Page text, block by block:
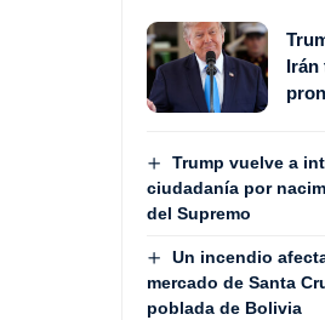
Irán
Trump vuelve a
ciudadanía por
del Supremo
Un incendio
mercado de Santa
poblada de Bolivia